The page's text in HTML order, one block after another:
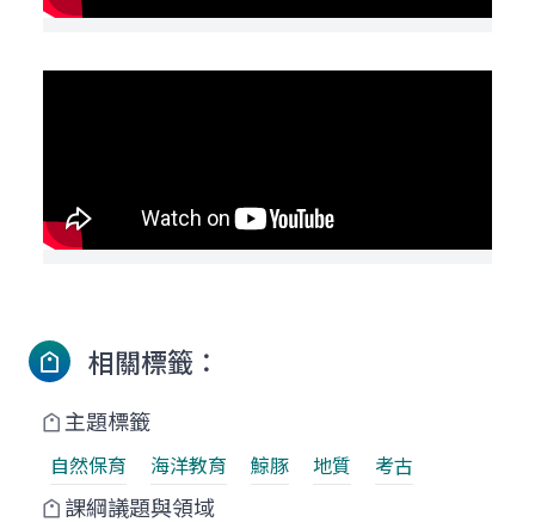
相關標籤：
主題標籤
自然保育 海洋教育 鯨豚 地質 考古
課綱議題與領域